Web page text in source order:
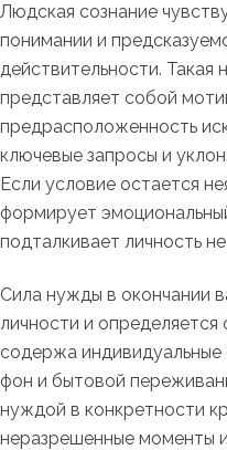
Людская сознание
понимании и
действительности. Такая
представляет собой
предрасположенность
ключевые запросы и
Если условие остается
формирует
подталкивает личность
Сила нужды в окончании
личности и
содержа индивидуальные
фон и бытовой
нуждой в конкретности
неразрешенные моменты